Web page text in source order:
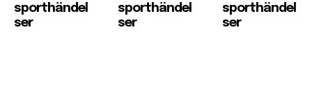
sporthändel
ser
sporthändel
ser
sporthändel
ser